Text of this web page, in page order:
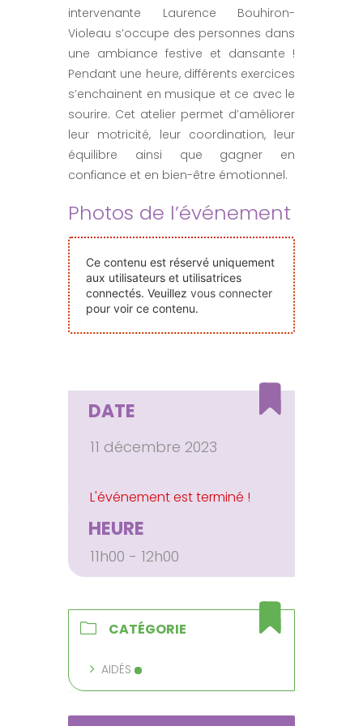
Nos Événements
Nous Contacter
Devenir Bénévole
Faire Un Don
intervenante Laurence Bouhiron-
Violeau s’occupe des personnes dans
une ambiance festive et dansante !
Pendant une heure, différents exercices
s’enchainent en musique et ce avec le
sourire. Cet atelier permet d’améliorer
leur motricité, leur coordination, leur
équilibre ainsi que gagner en
confiance et en bien-être émotionnel.
Photos de l’événement
Ce contenu est réservé uniquement
aux utilisateurs et utilisatrices
connectés. Veuillez vous connecter
pour voir ce contenu.
DATE
11 décembre 2023
HEURE
11h00 - 12h00
CATÉGORIE
AIDÉS